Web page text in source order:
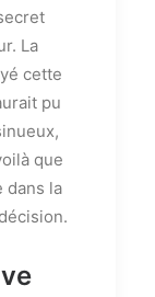
La
cette
pu
que
dans la